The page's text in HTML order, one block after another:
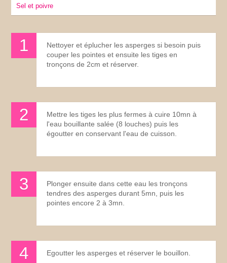
sel et poivre
Nettoyer et éplucher les asperges si besoin puis
couper les pointes et ensuite les tiges en
tronçons de 2cm et réserver.
Mettre les tiges les plus fermes à cuire 10mn à
l'eau bouillante salée (8 louches) puis les
égoutter en conservant l'eau de cuisson.
Plonger ensuite dans cette eau les tronçons
tendres des asperges durant 5mn, puis les
pointes encore 2 à 3mn.
Egoutter les asperges et réserver le bouillon.